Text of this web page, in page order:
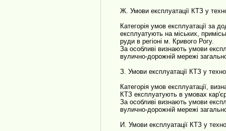
Ж. Умови експлуатації КТЗ у
Категорія умов експлуатації за
експлуатують на міських,
руди в регіоні м. Кривого Рогу.
За особливі визнають умови
вулично-дорожній мережі
З. Умови експлуатації КТЗ у
Категорія умов експлуатації,
КТЗ експлуатують в умовах
За особливі визнають умови
вулично-дорожній мережі
И. Умови експлуатації КТЗ у